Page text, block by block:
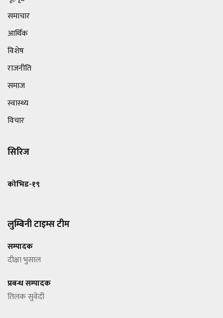
समाचार
आर्थिक
विशेष
राजनीति
समाज
स्वास्थ्य
विचार
सिरिज
कोभिड-१९
लुम्बिनी टाइम्स टीम
सम्पादक
दीक्षा भुसाल
प्रबन्ध सम्पादक
तिलक सुवेदी